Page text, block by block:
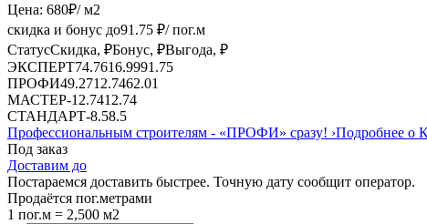
Цена: 680₽/ м2
скидка и бонус до91.75 ₽/ пог.м
СтатусСкидка, ₽Бонус, ₽Выгода, ₽
ЭКСПЕРТ74.7616.9991.75
ПРОФИ49.2712.7462.01
МАСТЕР-12.7412.74
СТАНДАРТ-8.58.5
Профессиональным строителям - «ПРОФИ» сразу! ›Подробнее о
Под заказ
Доставим до
Постараемся доставить быстрее. Точную дату сообщит оператор.
Продаётся пог.метрами
1 пог.м = 2,500 м2